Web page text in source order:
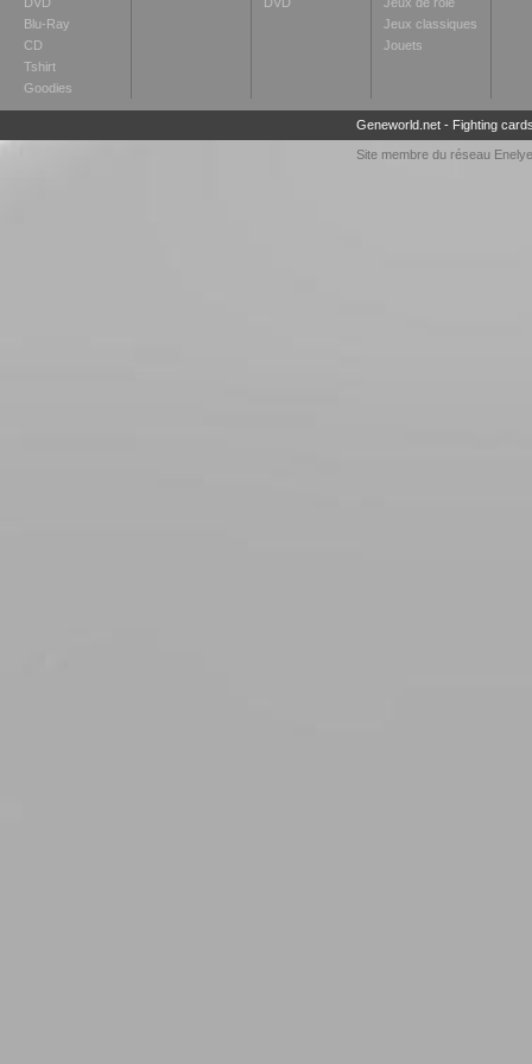
Blu-Ray
CD
Tshirt
Goodies
Jeux classiques
Jouets
Geneworld.net- Fighting
Site membre du réseau Enelye